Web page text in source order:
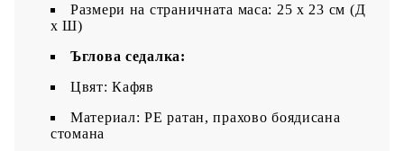
Размери на страничната маса: 25 x 23 см (Д
x Ш)
Ъглова седалка:
Цвят: Кафяв
Материал: PE ратан, прахово боядисана
стомана